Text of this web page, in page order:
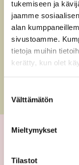
tukemiseen ja
jaamme
alan
sivustoamme.
tietoja muihin
kerätty, kun olet
valinta
Välttämätön
Mieltymykset
Tilastot
045 133 9961
KOTISIVUT
SIIRRY